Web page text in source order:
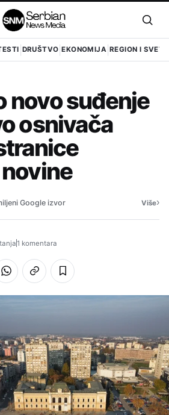
DRUŠTVO EKONOMIJA REGION I SVET
novo suđenje
osnivača
Google izvor Više›
1 komentara